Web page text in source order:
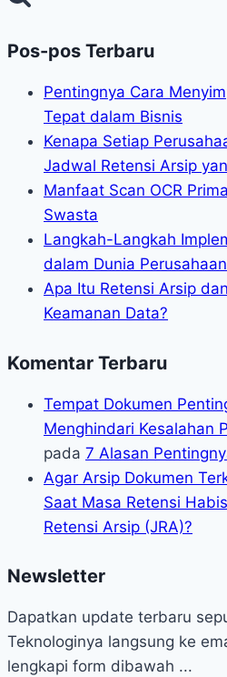
Pos-pos Terbaru
Pentingnya Cara
Tepat dalam Bisnis
Kenapa Setiap
Jadwal Retensi Arsip
Manfaat Scan OCR
Swasta
Langkah-Langkah
dalam Dunia Perusahaan
Apa Itu Retensi Arsip
Keamanan Data?
Komentar Terbaru
Tempat Dokumen
Menghindari Kesalahan
pada 7 Alasan
Agar Arsip Dokumen
Saat Masa Retensi Habis
Retensi Arsip (JRA)?
Newsletter
Dapatkan update terbaru
Teknologinya langsung ke
lengkapi form dibawah ...